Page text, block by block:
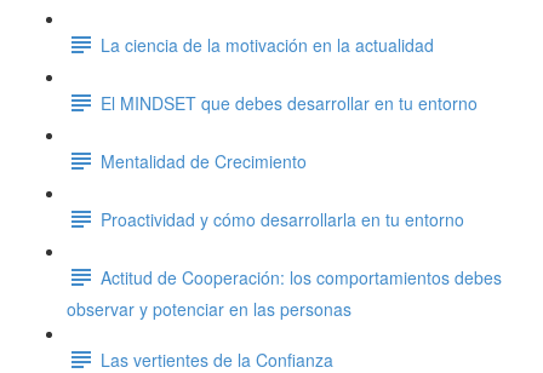
La ciencia de la motivación en la actualidad
El MINDSET que debes desarrollar en tu entorno
Mentalidad de Crecimiento
Proactividad y cómo desarrollarla en tu entorno
Actitud de Cooperación: los comportamientos debes
observar y potenciar en las personas
Las vertientes de la Confianza